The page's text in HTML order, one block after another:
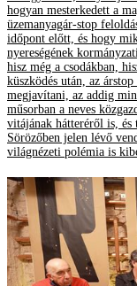
hogyan mesterkedett a
üzemanyagár-stop
időpont előtt, és hogy
nyereségének
hisz még a csodákban,
küszködés után, az
megjavítani, az addig
műsorban a neves
vitájának hátteréről is, és
Sörözőben jelen lévő
világnézeti polémia is